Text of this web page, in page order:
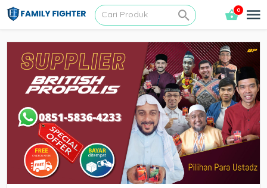
0